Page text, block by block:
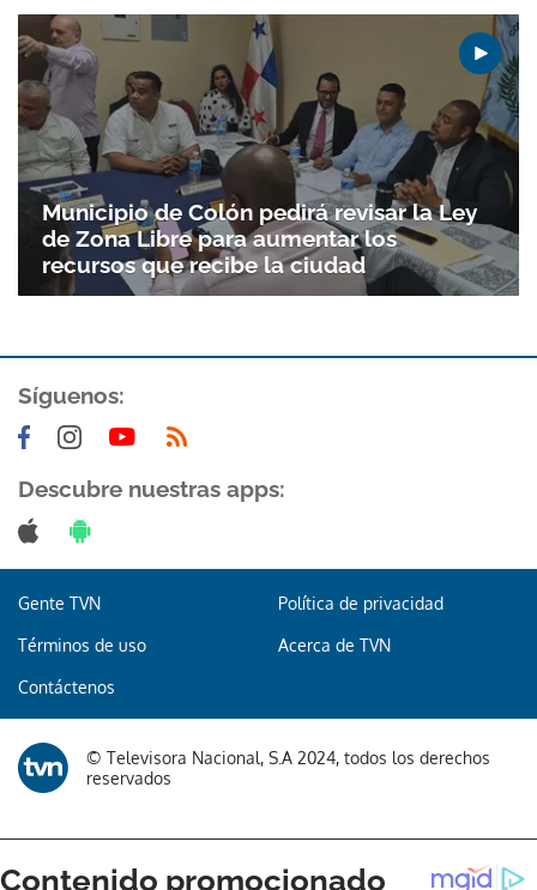
Municipio de Colón pedirá revisar la Ley
de Zona Libre para aumentar los
recursos que recibe la ciudad
Síguenos:
Descubre nuestras apps:
Gente TVN Política de privacidad
Términos de uso Acerca de TVN
Contáctenos
© Televisora Nacional, S.A 2024, todos los derechos
reservados